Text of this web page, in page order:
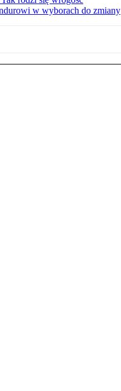
w wyborach do zmiany